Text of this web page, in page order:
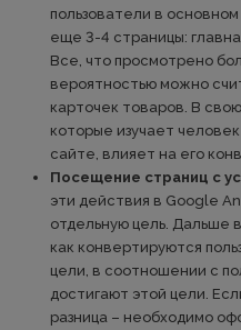
пользователи в
еще 3-4 страницы:
Все, что просмотрено
вероятностью можно
карточек товаров. В
которые изучает
сайте, влияет на его
Посещение страниц с
эти действия в Google
отдельную цель. Дальше
как конвертируются
цели, в соотношении с
достигают этой цели.
разница – необходимо